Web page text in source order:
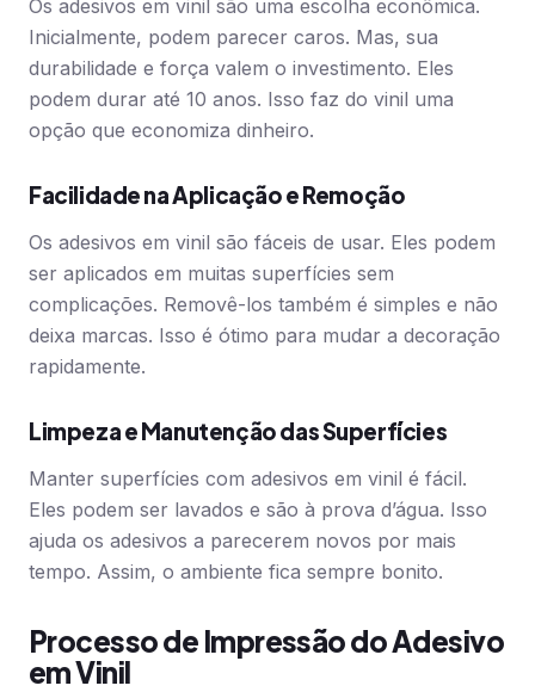
Os adesivos em vinil são uma escolha econômica.
Inicialmente, podem parecer caros. Mas, sua
durabilidade e força valem o investimento. Eles
podem durar até 10 anos. Isso faz do vinil uma
opção que economiza dinheiro.
Facilidade na Aplicação e Remoção
Os adesivos em vinil são fáceis de usar. Eles podem
ser aplicados em muitas superfícies sem
complicações. Removê-los também é simples e não
deixa marcas. Isso é ótimo para mudar a decoração
rapidamente.
Limpeza e Manutenção das Superfícies
Manter superfícies com adesivos em vinil é fácil.
Eles podem ser lavados e são à prova d’água. Isso
ajuda os adesivos a parecerem novos por mais
tempo. Assim, o ambiente fica sempre bonito.
Processo de Impressão do Adesivo
em Vinil